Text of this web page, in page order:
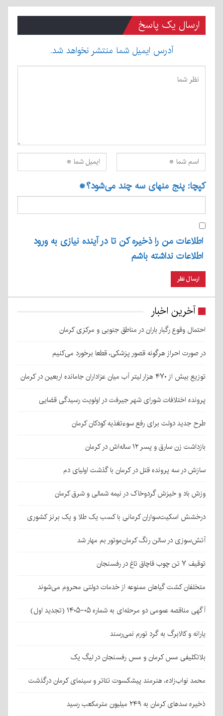
ارسال یک پاسخ
آدرس ایمیل شما منتشر نخواهد شد.
کپچا: پنج منهای سه چند می‌شود؟*
اطلاعات من را ذخیره کن تا در آینده نیازی به ورود
اطلاعات نداشته باشم
آخرین اخبار
احتمال وقوع رگبار باران در مناطق جنوبی و مرکزی کرمان
در صورت احراز هرگونه قصور پزشکی، قطعا برخورد می‌کنیم
توزیع بیش از ۴۷۰ هزار لیتر آب میان عزاداران جامانده اربعین در کرمان
پرونده اختلافات شورای شهر جیرفت در اولویت رسیدگی قضایی
طرح جدید دولت برای رفع سوءتغذیه کودکان کرمان
بازداشت زن سارق و پسر ۱۲ ساله‌اش در کرمان
سازش در سه پرونده قتل در کرمان با گذشت اولیای دم
وزش باد و خیزش گردوخاک در نیمه شمالی و شرق کرمان
درخشش اسکیت‌سواران کرمانی با کسب یک طلا و یک برنز کشوری
آتش‌سوزی در سالن رنگ کرمان‌موتور بم مهار شد
توقیف ۷ تن چوب قاچاق تاغ در رفسنجان
متخلفان کشت گیاهان ممنوعه از خدمات دولتی محروم می‌شوند
آگهی مناقصه عمومی دو مرحله‌ای به شماره ۰۵-۱۴۰۵ (تجدید اول)
یارانه و کالابرگ به گرد تورم نمی‌رسند
بلاتکلیفی مس کرمان و مس رفسنجان در لیگ یک
محمد نواب‌زاده، هنرمند پیشکسوت تئاتر و سینمای کرمان درگذشت
ذخیره سدهای کرمان به ۲۴۹ میلیون مترمکعب رسید